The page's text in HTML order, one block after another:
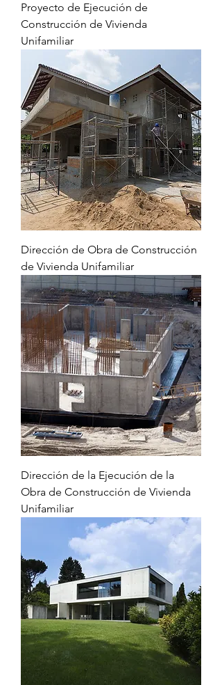
Proyecto de Ejecución de
Construcción de Vivienda
Unifamiliar
Dirección de Obra de Construcción
de Vivienda Unifamiliar
Dirección de la Ejecución de la
Obra de Construcción de Vivienda
Unifamiliar